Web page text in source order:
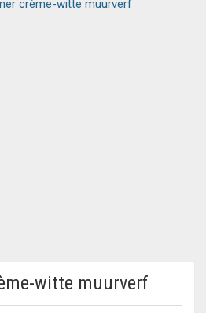
crème-witte muurverf
witte muurverf